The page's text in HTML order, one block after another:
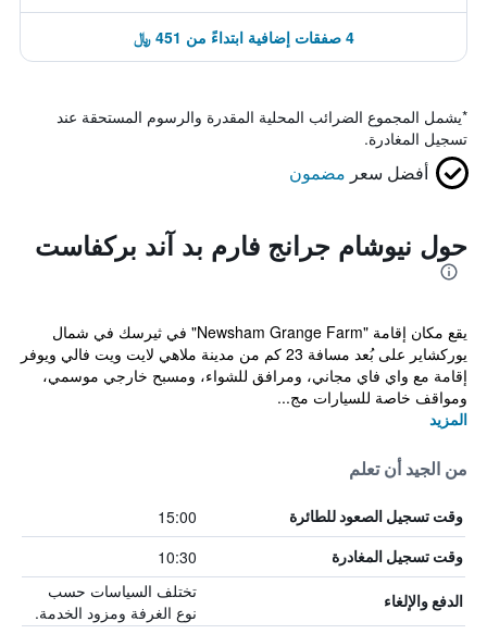
4 صفقات إضافية ابتداءً من 451 ﷼
*يشمل المجموع الضرائب المحلية المقدرة والرسوم المستحقة عند
تسجيل المغادرة.
أفضل سعر مضمون
حول نيوشام جرانج فارم بد آند بركفاست
يقع مكان إقامة "Newsham Grange Farm" في ثيرسك في شمال
يوركشاير على بُعد مسافة 23 كم من مدينة ملاهي لايت ويت فالي ويوفر
إقامة مع واي فاي مجاني، ومرافق للشواء، ومسبح خارجي موسمي،
ومواقف خاصة للسيارات مج...
المزيد
من الجيد أن تعلم
وقت تسجيل الصعود للطائرة 15:00
وقت تسجيل المغادرة 10:30
الدفع والإلغاء
تختلف السياسات حسب
نوع الغرفة ومزود الخدمة.